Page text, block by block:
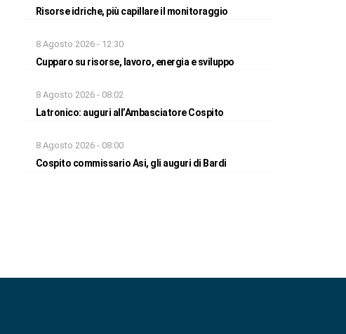
Risorse idriche, più capillare il monitoraggio
8 Agosto 2026 - 12:30
Cupparo su risorse, lavoro, energia e sviluppo
8 Agosto 2026 - 08:02
Latronico: auguri all’Ambasciatore Cospito
8 Agosto 2026 - 08:00
Cospito commissario Asi, gli auguri di Bardi